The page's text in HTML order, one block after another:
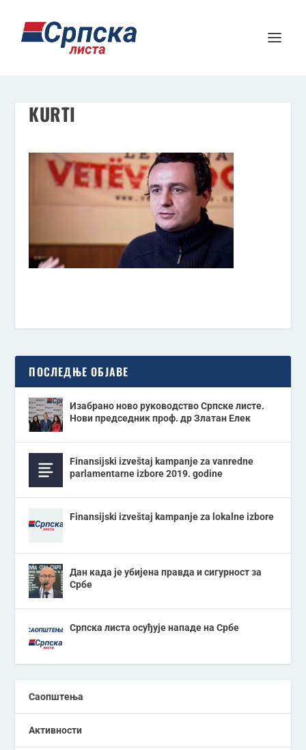
KURTI
ПОСЛЕДЊЕ ОБЈАВЕ
Изабрано ново руководство Српске листе.
Нови председник проф. др Златан Елек
Finansijski izveštaj kampanje za vanredne
parlamentarne izbore 2019. godine
Finansijski izveštaj kampanje za lokalne izbore
Дан када је убијена правда и сигурност за
Србе
Српска листа осуђује нападе на Србе
Саопштења
Активности